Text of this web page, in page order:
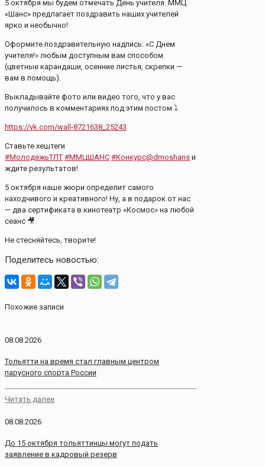
5 октября мы будем отмечать День учителя. ММЦ
«Шанс» предлагает поздравить наших учителей
ярко и необычно!
Оформите поздравительную надпись: «С Днем
учителя!» любым доступным вам способом
(цветные карандаши, осенние листья, скрепки —
вам в помощь).
Выкладывайте фото или видео того, что у вас
получилось в комментариях под этим постом ⤵
https://vk.com/wall-8721638_25243
Ставьте хештеги
#МолодежьТЛТ #ММЦШАНС #Конкурс@dmoshans и
ждите результатов!
5 октября наше жюри определит самого
находчивого и креативного! Ну, а в подарок от нас
— два сертификата в кинотеатр «Космос» на любой
сеанс 🎥
Не стесняйтесь, творите!
Поделитесь новостью:
Похожие записи
08.08.2026
Тольятти на время стал главным центром
парусного спорта России
Читать далее
08.08.2026
До 15 октября тольяттинцы могут подать
заявление в кадровый резерв